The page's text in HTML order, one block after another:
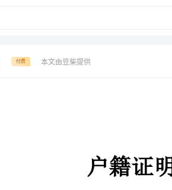
付费 本文由豆柴提供